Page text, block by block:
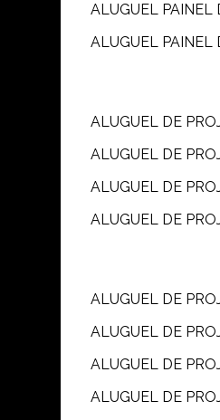
ALUGUEL
ALUGUEL
ALUGUEL DE
ALUGUEL DE
ALUGUEL DE
ALUGUEL DE
ALUGUEL DE
ALUGUEL DE
ALUGUEL DE
ALUGUEL DE